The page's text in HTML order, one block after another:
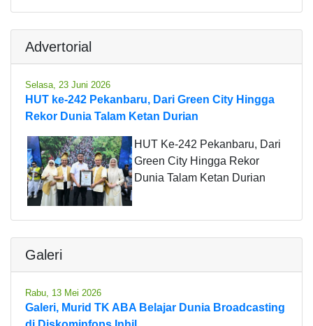
Advertorial
Selasa, 23 Juni 2026
HUT ke-242 Pekanbaru, Dari Green City Hingga
Rekor Dunia Talam Ketan Durian
HUT Ke-242 Pekanbaru, Dari
Green City Hingga Rekor
Dunia Talam Ketan Durian
Galeri
Rabu, 13 Mei 2026
Galeri, Murid TK ABA Belajar Dunia Broadcasting